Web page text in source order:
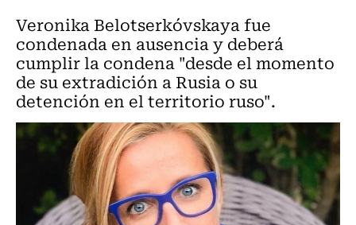
Veronika Belotserkóvskaya fue
condenada en ausencia y deberá
cumplir la condena "desde el momento
de su extradición a Rusia o su
detención en el territorio ruso".